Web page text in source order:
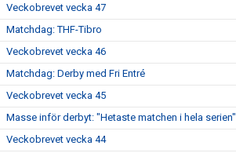
Veckobrevet vecka 47
Matchdag: THF-Tibro
Veckobrevet vecka 46
Matchdag: Derby med Fri Entré
Veckobrevet vecka 45
Masse inför derbyt: "Hetaste matchen i hela serien"
Veckobrevet vecka 44